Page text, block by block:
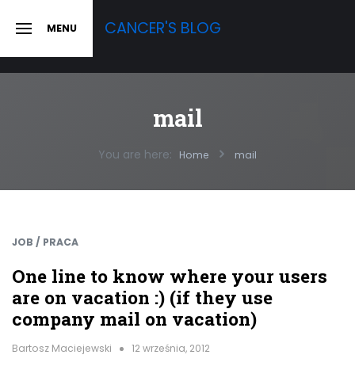
SLIDE MENU CANCER'S BLOG
mail
You are here: Home mail
JOB / PRACA
One line to know where your users
are on vacation :) (if they use
company mail on vacation)
Bartosz Maciejewski 12 września, 2012